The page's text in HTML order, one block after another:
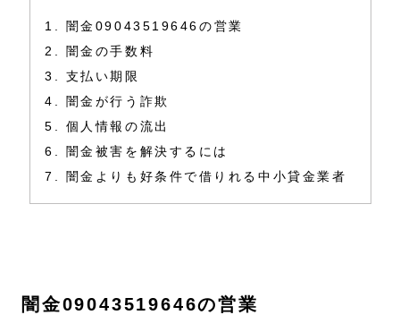
闇金09043519646の営業
闇金の手数料
支払い期限
闇金が行う詐欺
個人情報の流出
闇金被害を解決するには
闇金よりも好条件で借りれる中小貸金業者
闇金09043519646の営業